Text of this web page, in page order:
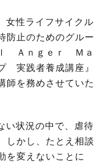
女性ライフサイクル
止のためのグルー
Ａｎｇｅｒ Ｍａ
実践者養成講座』
師を務めさせていた
い状況の中で、虐待
しかし、たとえ相談
を変えないことに